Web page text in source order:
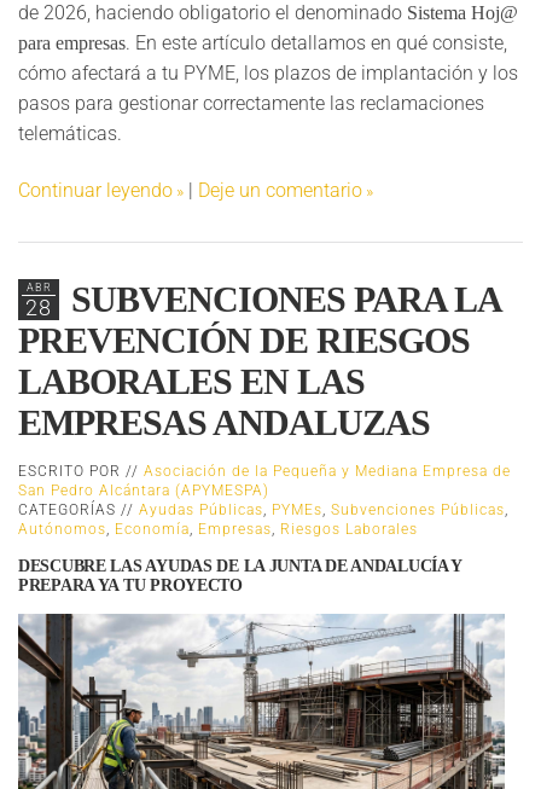
de 2026, haciendo obligatorio el denominado Sistema Hoj@
para empresas. En este artículo detallamos en qué consiste,
cómo afectará a tu PYME, los plazos de implantación y los
pasos para gestionar correctamente las reclamaciones
telemáticas.
Continuar leyendo Deje un comentario
ABR
28
SUBVENCIONES PARA LA
PREVENCIÓN DE RIESGOS
LABORALES EN LAS
EMPRESAS ANDALUZAS
ESCRITO POR // Asociación de la Pequeña y Mediana Empresa de
San Pedro Alcántara (APYMESPA)
CATEGORÍAS // Ayudas Públicas, PYMEs, Subvenciones Públicas,
Autónomos, Economía, Empresas, Riesgos Laborales
DESCUBRE LAS AYUDAS DE LA JUNTA DE ANDALUCÍA Y
PREPARA YA TU PROYECTO